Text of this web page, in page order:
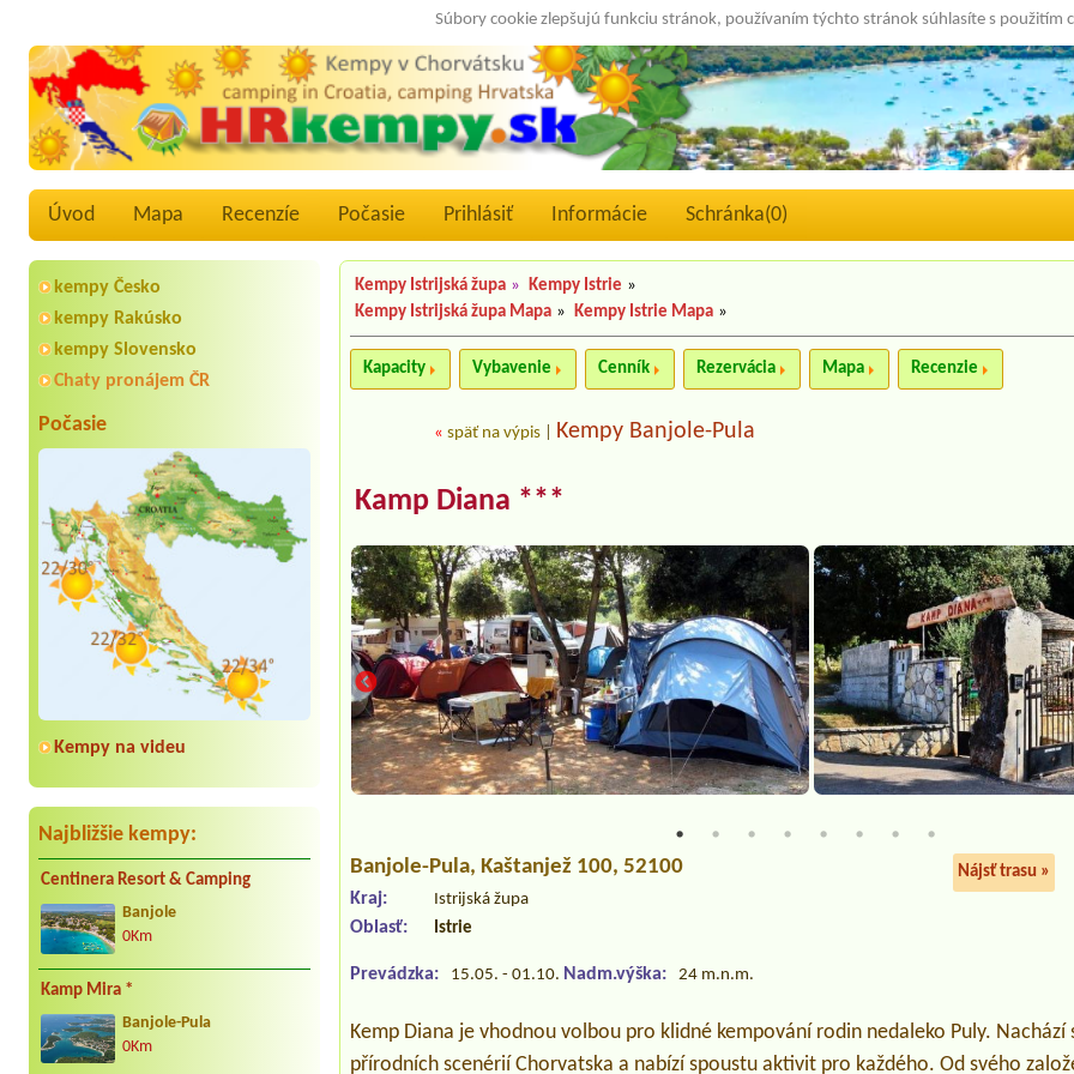
Súbory cookie zlepšujú funkciu stránok, používaním týchto stránok súhlasíte s použitím
Úvod Mapa Recenzíe Počasie Prihlásiť Informácie Schránka(0)
kempy Česko
kempy Rakúsko
kempy Slovensko
Chaty pronájem ČR
Počasie
Kempy na videu
Najbližšie kempy:
Centinera Resort & Camping
Banjole
0Km
Kamp Mira *
Banjole-Pula
0Km
Kempy Istrijská župa » Kempy Istrie »
Kempy Istrijská župa Mapa » Kempy Istrie Mapa »
Kapacity Vybavenie Cenník Rezervácia Mapa Recenzie
«späť na výpis Kempy Banjole-Pula
Kamp Diana ***
Banjole-Pula, Kaštanjež 100, 52100 Nájsť trasu »
Kraj: Istrijská župa
Oblasť: Istrie
Prevádzka: 15.05. - 01.10. Nadm.výška: 24 m.n.m.
Kemp Diana je vhodnou volbou pro klidné kempování rodin nedaleko Puly. Nachází
přírodních scenérií Chorvatska a nabízí spoustu aktivit pro každého. Od svého